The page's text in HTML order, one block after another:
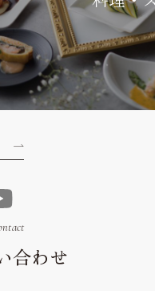
合わせ